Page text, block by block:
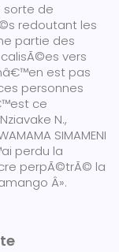
sorte de
redoutant les
partie des
vers
est pas
personnes
ce
N.,
SIMAMENI
perdu la
perpÃ©trÃ© la
Â».